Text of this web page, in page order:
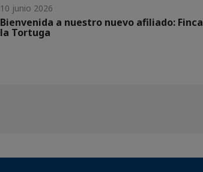
10 junio 2026
Bienvenida a nuestro nuevo afiliado: Finca
la Tortuga